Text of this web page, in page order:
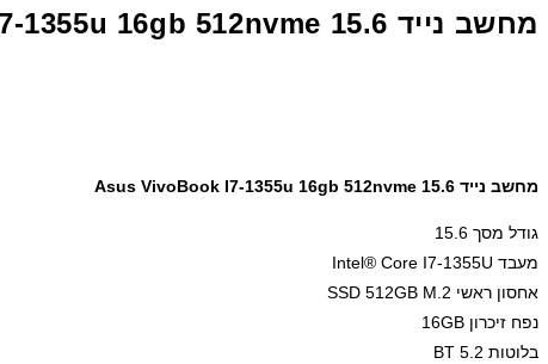
מחשב נייד Asus VivoBook I7-1355u 16gb 512nvme 15.6
מחשב נייד Asus VivoBook I7-1355u 16gb 512nvme 15.6
גודל מסך 15.6
מעבד Intel® Core I7-1355U
אחסון ראשי SSD 512GB M.2
נפח זיכרון 16GB
בלוטות BT 5.2